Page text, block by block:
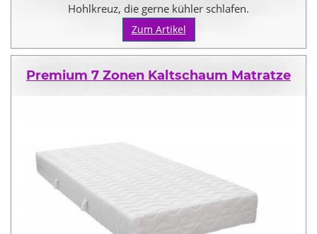
Hohlkreuz, die gerne kühler schlafen.
Zum Artikel
Premium 7 Zonen Kaltschaum Matratze